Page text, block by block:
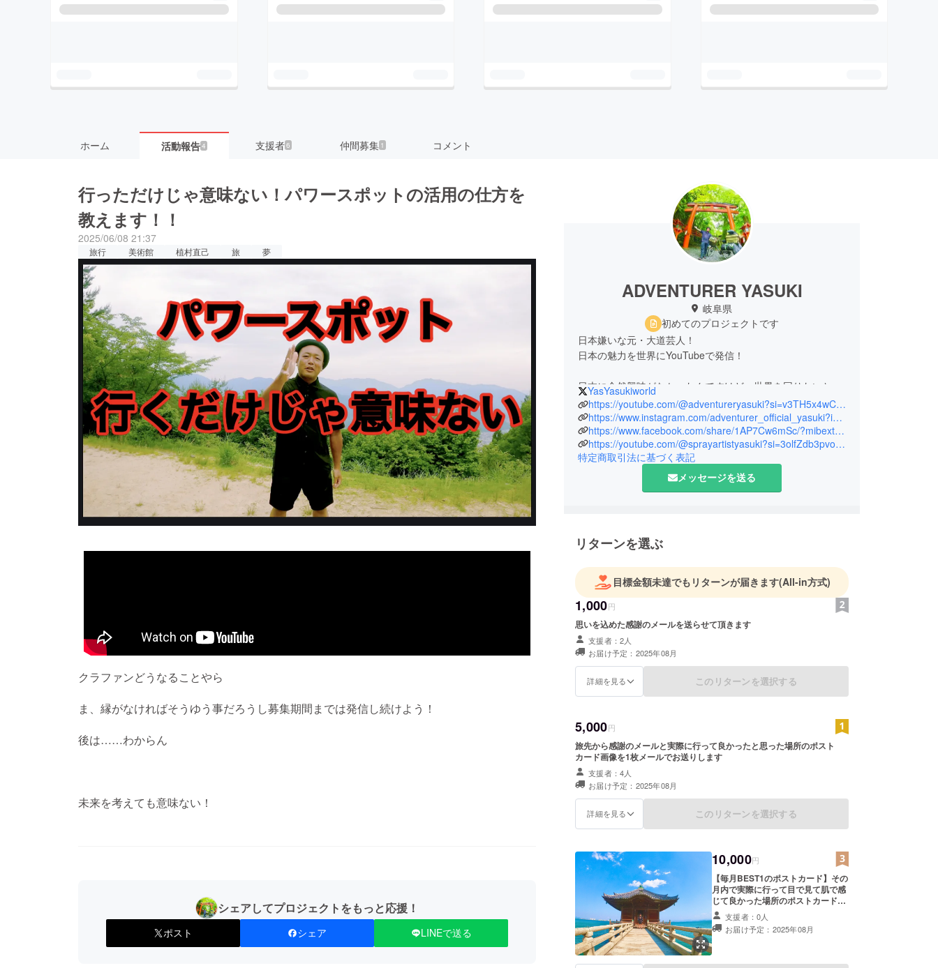
ホーム 活動報告4 支援者6 仲間募集 1 コメント
行っただけじゃ意味ない！パワースポットの活用の仕方を
教えます！！
2025/06/08 21:37
旅行 美術館 植村直己 旅 夢
クラファンどうなることやら
ま、縁がなければそうゆう事だろうし募集期間までは発信し続けよう！
後は……わからん
未来を考えても意味ない！
シェアしてプロジェクトをもっと応援！
ポスト シェア LINEで送る
ADVENTURER YASUKI
岐阜県
初めてのプロジェクトです
日本嫌いな元・大道芸人！
日本の魅力を世界にYouTubeで発信！
日本に全然興味がなかったんですけど、世界を回りたいと
思った時にふと、日本も知らないのに世界を回ってどうする
んだって思って、今、自転車で日本を回る旅をしています！
そこでの感動、興奮、妄想を世界にYouTubeで発信して見て
くれる人も一緒に日本の魅力を感じて欲しいと思っていま
YasYasukiworld
https://youtube.com/@adventureryasuki?si=v3TH5x4wC-WanAZQ
https://www.instagram.com/adventurer_official_yasuki?igsh=ZXF2dWpmc2VucGsy&utm_source=qr
https://www.facebook.com/share/1AP7Cw6mSc/?mibextid=wwXIfr
https://youtube.com/@sprayartistyasuki?si=3olfZdb3pvo3Vcsx
特定商取引法に基づく表記
メッセージを送る
リターンを選ぶ
目標金額未達でもリターンが届きます(All-in方式)
1,000円
思いを込めた感謝のメールを送らせて頂きます
支援者：2人
お届け予定：2025年08月
詳細を見る このリターンを選択する
5,000円
旅先から感謝のメールと実際に行って良かったと思った場所のポスト
カード画像を1枚メールでお送りします
支援者：4人
お届け予定：2025年08月
詳細を見る このリターンを選択する
10,000円
【毎月BEST1のポストカード】その
月内で実際に行って目で見て肌で感
じて良かった場所のポストカード画
像を半年間、毎月末にメールでお送
りします
支援者：0人
お届け予定：2025年08月